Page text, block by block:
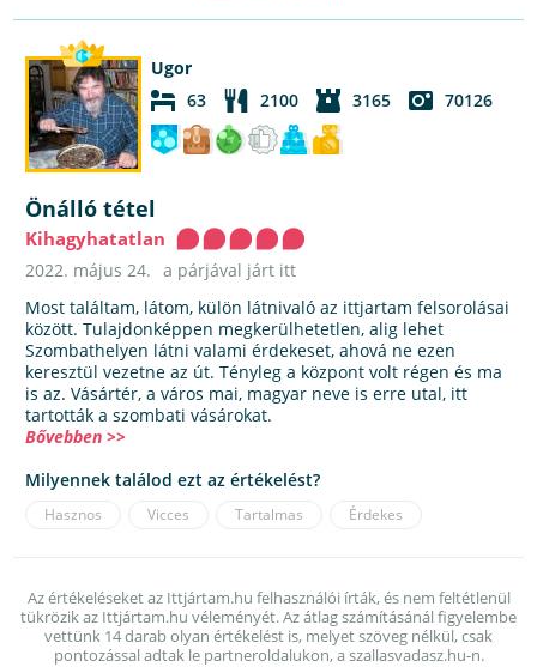
Ugor
63
2100 3165 70126
Önálló tétel
Kihagyhatatlan
2022. május 24. a párjával járt itt
Most találtam, látom, külön látnivaló az ittjartam felsorolásai
között. Tulajdonképpen megkerülhetetlen, alig lehet
Szombathelyen látni valami érdekeset, ahová ne ezen
keresztül vezetne az út. Tényleg a központ volt régen és ma
is az. Vásártér, a város mai, magyar neve is erre utal, itt
tartották a szombati vásárokat.
Bővebben >>
Milyennek találod ezt az értékelést?
Hasznos Vicces Tartalmas Érdekes
Az értékeléseket az Ittjártam.hu felhasználói írták, és nem feltétlenül
tükrözik az Ittjártam.hu véleményét. Az átlag számításánál figyelembe
vettünk 14 darab olyan értékelést is, melyet szöveg nélkül, csak
pontozással adtak le partneroldalukon, a szallasvadasz.hu-n.